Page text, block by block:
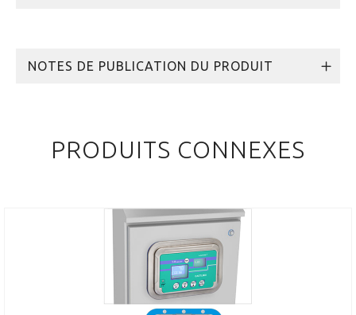
NOTES DE PUBLICATION DU PRODUIT
PRODUITS CONNEXES